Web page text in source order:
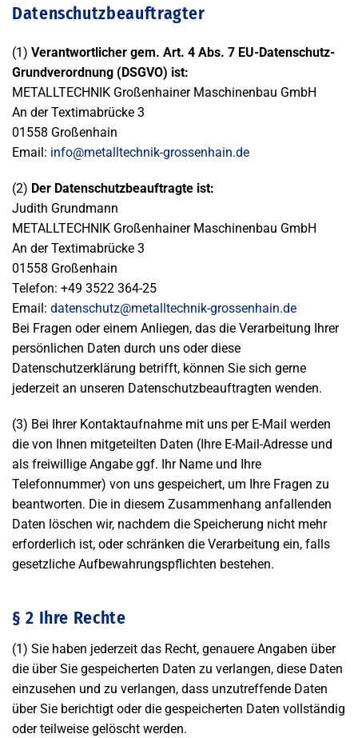
Datenschutzbeauftragter
(1) Verantwortlicher gem. Art. 4 Abs. 7 EU-Datenschutz-
Grundverordnung (DSGVO) ist:
METALLTECHNIK Großenhainer Maschinenbau GmbH
An der Textimabrücke 3
01558 Großenhain
Email: info@metalltechnik-grossenhain.de
(2) Der Datenschutzbeauftragte ist:
Judith Grundmann
METALLTECHNIK Großenhainer Maschinenbau GmbH
An der Textimabrücke 3
01558 Großenhain
Telefon: +49 3522 364-25
Email: datenschutz@metalltechnik-grossenhain.de
Bei Fragen oder einem Anliegen, das die Verarbeitung Ihrer
persönlichen Daten durch uns oder diese
Datenschutzerklärung betrifft, können Sie sich gerne
jederzeit an unseren Datenschutzbeauftragten wenden.
(3) Bei Ihrer Kontaktaufnahme mit uns per E-Mail werden
die von Ihnen mitgeteilten Daten (Ihre E-Mail-Adresse und
als freiwillige Angabe ggf. Ihr Name und Ihre
Telefonnummer) von uns gespeichert, um Ihre Fragen zu
beantworten. Die in diesem Zusammenhang anfallenden
Daten löschen wir, nachdem die Speicherung nicht mehr
erforderlich ist, oder schränken die Verarbeitung ein, falls
gesetzliche Aufbewahrungspflichten bestehen.
§ 2 Ihre Rechte
(1) Sie haben jederzeit das Recht, genauere Angaben über
die über Sie gespeicherten Daten zu verlangen, diese Daten
einzusehen und zu verlangen, dass unzutreffende Daten
über Sie berichtigt oder die gespeicherten Daten vollständig
oder teilweise gelöscht werden.